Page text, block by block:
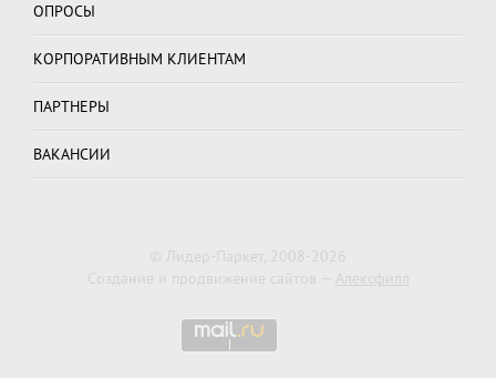
ОПРОСЫ
КОРПОРАТИВНЫМ КЛИЕНТАМ
ПАРТНЕРЫ
ВАКАНСИИ
© Лидер-Паркет, 2008-2026
Создание и продвижение сайтов — Алексфилл